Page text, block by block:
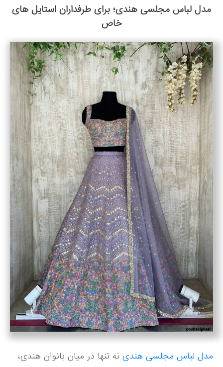
مدل لباس مجلسی هندی؛ برای طرفداران استایل های
خاص
مدل لباس مجلسی هندی نه تنها در میان بانوان هندی،